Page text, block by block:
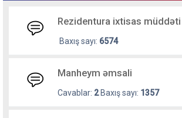
Rezidentura ixtisas müddəti
Baxış sayı: 6574
Manheym əmsali
Cavablar: 2Baxış sayı: 1357